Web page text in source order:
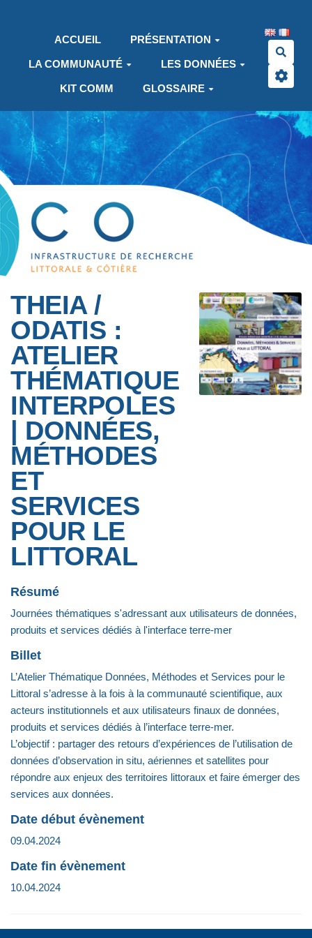
ACCUEIL
PRÉSENTATION
LA COMMUNAUTÉ LES DONNÉES
KIT COMM GLOSSAIRE
THEIA /
ODATIS :
ATELIER
THÉMATIQUE
INTERPOLES
| DONNÉES,
MÉTHODES
ET
SERVICES
POUR LE
LITTORAL
Résumé
Journées thématiques s'adressant aux utilisateurs de données,
produits et services dédiés à l'interface terre-mer
Billet
L’Atelier Thématique Données, Méthodes et Services pour le
Littoral s’adresse à la fois à la communauté scientifique, aux
acteurs institutionnels et aux utilisateurs finaux de données,
produits et services dédiés à l’interface terre-mer.
L’objectif : partager des retours d’expériences de l’utilisation de
données d’observation in situ, aériennes et satellites pour
répondre aux enjeux des territoires littoraux et faire émerger des
services aux données.
Date début évènement
09.04.2024
Date fin évènement
10.04.2024